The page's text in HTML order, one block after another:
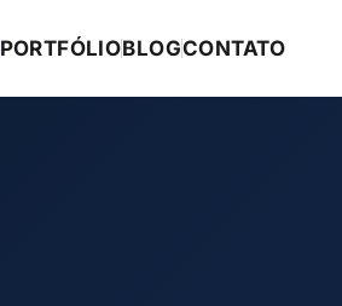
PORTFÓLIOBLOGCONTATO